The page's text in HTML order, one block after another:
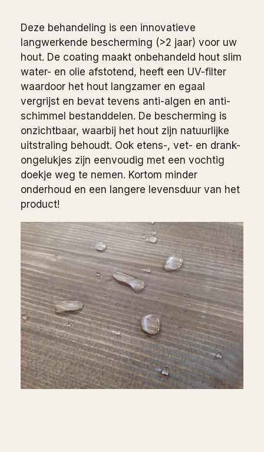
Deze behandeling is een innovatieve
langwerkende bescherming (>2 jaar) voor uw
hout. De coating maakt onbehandeld hout slim
water- en olie afstotend, heeft een UV-filter
waardoor het hout langzamer en egaal
vergrijst en bevat tevens anti-algen en anti-
schimmel bestanddelen. De bescherming is
onzichtbaar, waarbij het hout zijn natuurlijke
uitstraling behoudt. Ook etens-, vet- en drank-
ongelukjes zijn eenvoudig met een vochtig
doekje weg te nemen. Kortom minder
onderhoud en een langere levensduur van het
product!